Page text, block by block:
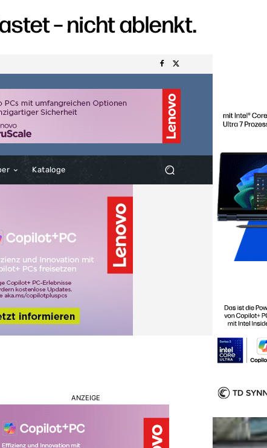
Kataloge
ANZEIGE